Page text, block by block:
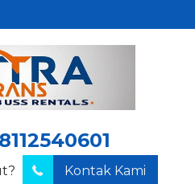
Kontak Kami